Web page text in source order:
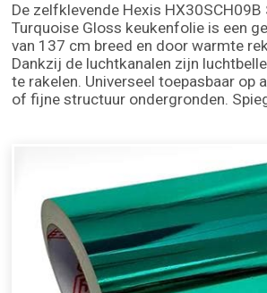
De zelfklevende Hexis HX30SCH09B
Turquoise Gloss keukenfolie is een
van 137 cm breed en door warmte
Dankzij de luchtkanalen zijn
te rakelen. Universeel toepasbaar op
of fijne structuur ondergronden.